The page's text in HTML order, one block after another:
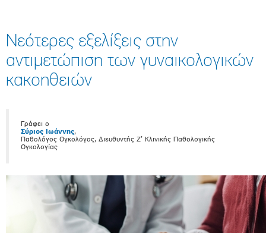
Νεότερες εξελίξεις στην
αντιμετώπιση των γυναικολογικών
κακοηθειών
Γράφει ο
Σύριος Ιωάννης,
Παθολόγος Ογκολόγος, Διευθυντής Ζ’ Κλινικής Παθολογικής
Ογκολογίας